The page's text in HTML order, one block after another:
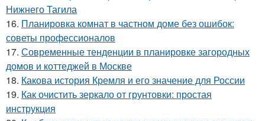
Нижнего Тагила
16. Планировка комнат в частном доме без ошибок:
советы профессионалов
17. Современные тенденции в планировке загородных
домов и коттеджей в Москве
18. Какова история Кремля и его значение для России
19. Как очистить зеркало от грунтовки: простая
инструкция